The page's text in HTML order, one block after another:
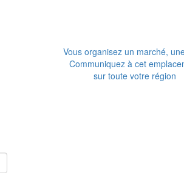
Vous organisez un marché,
Communiquez à cet
sur toute votre région